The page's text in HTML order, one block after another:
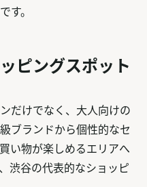
す。
ピングスポット
だけでなく、大人向けの
ブランドから個性的なセ
い物が楽しめるエリアへ
渋谷の代表的なショッピ